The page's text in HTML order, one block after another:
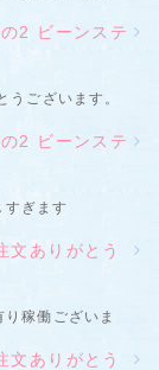
2 ビーンステ
ございます。
2 ビーンステ
ぎます
ありがとう
稼働ございま
ありがとう